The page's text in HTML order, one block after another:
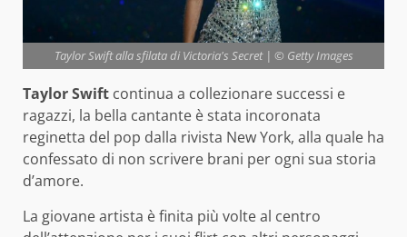
Taylor Swift alla sfilata di Victoria's Secret | © Getty Images
Taylor Swift continua a collezionare successi e
ragazzi, la bella cantante è stata incoronata
reginetta del pop dalla rivista New York, alla quale ha
confessato di non scrivere brani per ogni sua storia
d’amore.
La giovane artista è finita più volte al centro